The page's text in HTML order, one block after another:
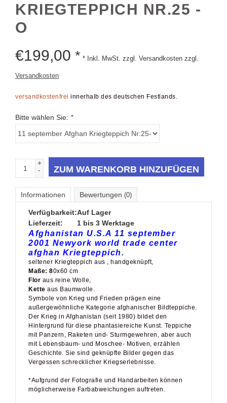
KRIEGTEPPICH NR.25 -
O
€199,00 * * Inkl. MwSt. zzgl. Versandkosten zzgl.
Versandkosten
versandkostenfrei innerhalb des deutschen Festlands.
Bitte wählen Sie: *
+
-
ZUM WARENKORB HINZUFÜGEN
Informationen Bewertungen (0)
Verfügbarkeit:Auf Lager
Lieferzeit:
1 bis 3 Werktage
Afghanistan U.S.A 11 september
2001 Newyork world trade center
afghan Kriegteppich.
seltener Kriegteppich aus , handgeknüpft,
Maße: 80x60 cm
Flor aus reine Wolle,
Kette aus Baumwolle.
Symbole von Krieg und Frieden prägen eine
außergewöhnliche Kategorie afghanischer Bildteppiche.
Der Krieg in Afghanistan (seit 1980) bildet den
Hintergrund für diese phantasiereiche Kunst. Teppiche
mit Panzern, Raketen und- Sturmgewehren, aber auch
mit Lebensbaum- und Moschee- Motiven, erzählen
Geschichte. Sie sind geknüpfte Bilder gegen das
Vergessen schrecklicher Kriegserlebnisse.
*Aufgrund der Fotografie und Handarbeiten können
möglicherweise Farbabweichungen auftreten.